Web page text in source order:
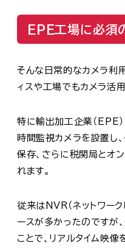
EPE工場に必須
そんな日常的なカメラ利
ィスや工場でもカメラ活
特に輸出加工企業（EPE
時間監視カメラを設置し
保存、さらに税関局とオ
れます。
従来はNVR（ネットワー
ースが多かったのですが
ことで、リアルタイム映